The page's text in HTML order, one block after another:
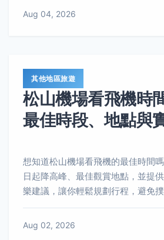
Aug 04, 2026
其他地區旅遊
松山機場看飛機時
最佳時段、地點與
想知道松山機場看飛機的最佳時間
日起降高峰、最佳觀賞地點，並提
樂建議，讓你輕鬆規劃行程，避免撲
Aug 02, 2026